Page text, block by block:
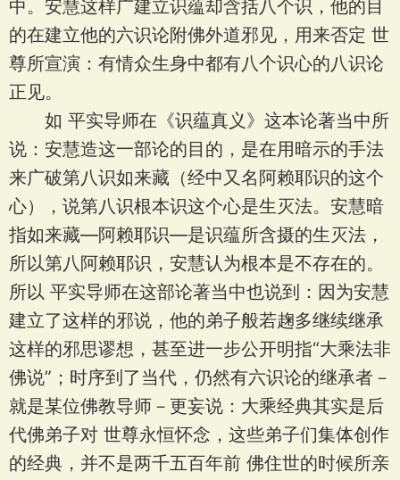
中。安慧这样广建立识蕴却含括八个识，他的目
的在建立他的六识论附佛外道邪见，用来否定 世
尊所宣演：有情众生身中都有八个识心的八识论
正见。
如 平实导师在《识蕴真义》这本论著当中所
说：安慧造这一部论的目的，是在用暗示的手法
来广破第八识如来藏（经中又名阿赖耶识的这个
心），说第八识根本识这个心是生灭法。安慧暗
指如来藏—阿赖耶识—是识蕴所含摄的生灭法，
所以第八阿赖耶识，安慧认为根本是不存在的。
所以 平实导师在这部论著当中也说到：因为安慧
建立了这样的邪说，他的弟子般若趜多继续继承
这样的邪思谬想，甚至进一步公开明指“大乘法非
佛说”；时序到了当代，仍然有六识论的继承者－
就是某位佛教导师－更妄说：大乘经典其实是后
代佛弟子对 世尊永恒怀念，这些弟子们集体创作
的经典，并不是两千五百年前 佛住世的时候所亲